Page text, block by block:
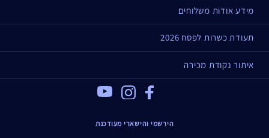
מידע אודות משלוחים
תעודת כשרות לפסח 2026
איתור נקודת מכירה
Facebook
הירשמי והישארי מעודכנת